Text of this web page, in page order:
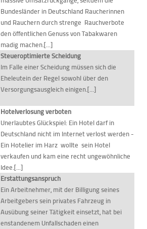
Bundesländer in Deutschland Raucherinnen
und Rauchern durch strenge Rauchverbote
den öffentlichen Genuss von Tabakwaren
madig machen.[...]
Steueroptimierte Scheidung
Im Falle einer Scheidung müssen sich die
Eheleutein der Regel sowohl über den
Versorgungsausgleich einigen.[...]
Hotelverlosung verboten
Unerlaubtes Glückspiel: Ein Hotel darf in
Deutschland nicht im Internet verlost werden -
Ein Hotelier im Harz wollte sein Hotel
verkaufen und kam eine recht ungewöhnliche
Idee.[...]
Erstattungsanspruch
Ein Arbeitnehmer, mit der Billigung seines
Arbeitgebers sein privates Fahrzeug in
Ausübung seiner Tätigkeit einsetzt, hat bei
enstandenem Unfallschaden einen